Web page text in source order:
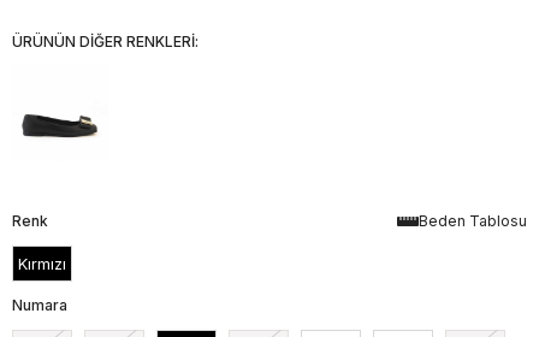
ÜRÜNÜN DİĞER RENKLERİ:
Beden Tablosu
Renk
Kırmızı
Numara